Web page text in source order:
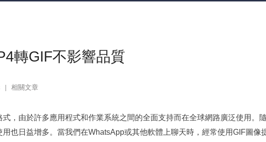
轉GIF不影響品質
| 相關文章
，由於許多應用程式和作業系統之間的全面支持而在全球網路廣泛使用。
也日益增多。當我們在WhatsApp或其他軟體上聊天時，經常使用GIF圖像